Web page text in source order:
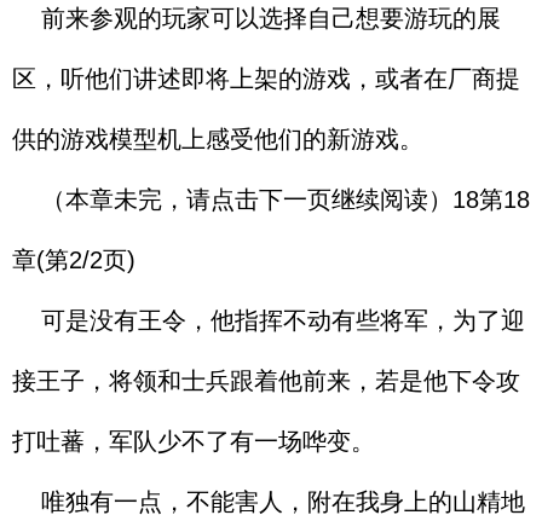
前来参观的玩家可以选择自己想要游玩的展
区，听他们讲述即将上架的游戏，或者在厂商提
供的游戏模型机上感受他们的新游戏。
（本章未完，请点击下一页继续阅读）18第18
章(第2/2页)
可是没有王令，他指挥不动有些将军，为了迎
接王子，将领和士兵跟着他前来，若是他下令攻
打吐蕃，军队少不了有一场哗变。
唯独有一点，不能害人，附在我身上的山精地